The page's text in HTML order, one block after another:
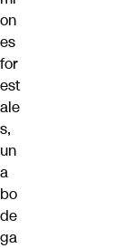
on
es
for
est
ale
s,
un
a
bo
de
ga